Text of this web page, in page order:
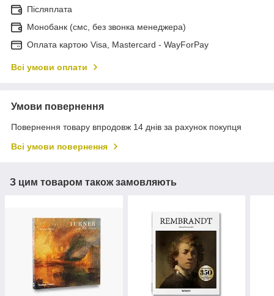
Післяплата
Монобанк (смс, без звонка менеджера)
Оплата картою Visa, Mastercard - WayForPay
Всі умови оплати
Умови повернення
Повернення товару впродовж 14 днів за рахунок покупця
Всі умови повернення
З цим товаром також замовляють